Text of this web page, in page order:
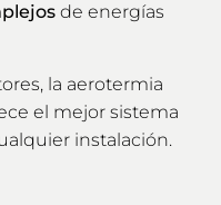
de energías
la aerotermia
el mejor sistema
instalación.